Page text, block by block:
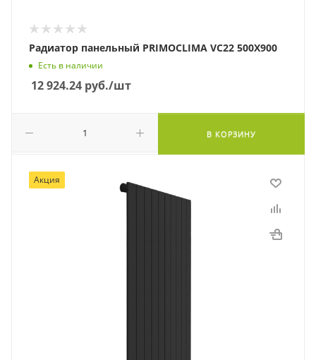
Радиатор панельный PRIMOCLIMA VC22 500Х900
Есть в наличии
12 924.24 руб./шт
В КОРЗИНУ
Акция